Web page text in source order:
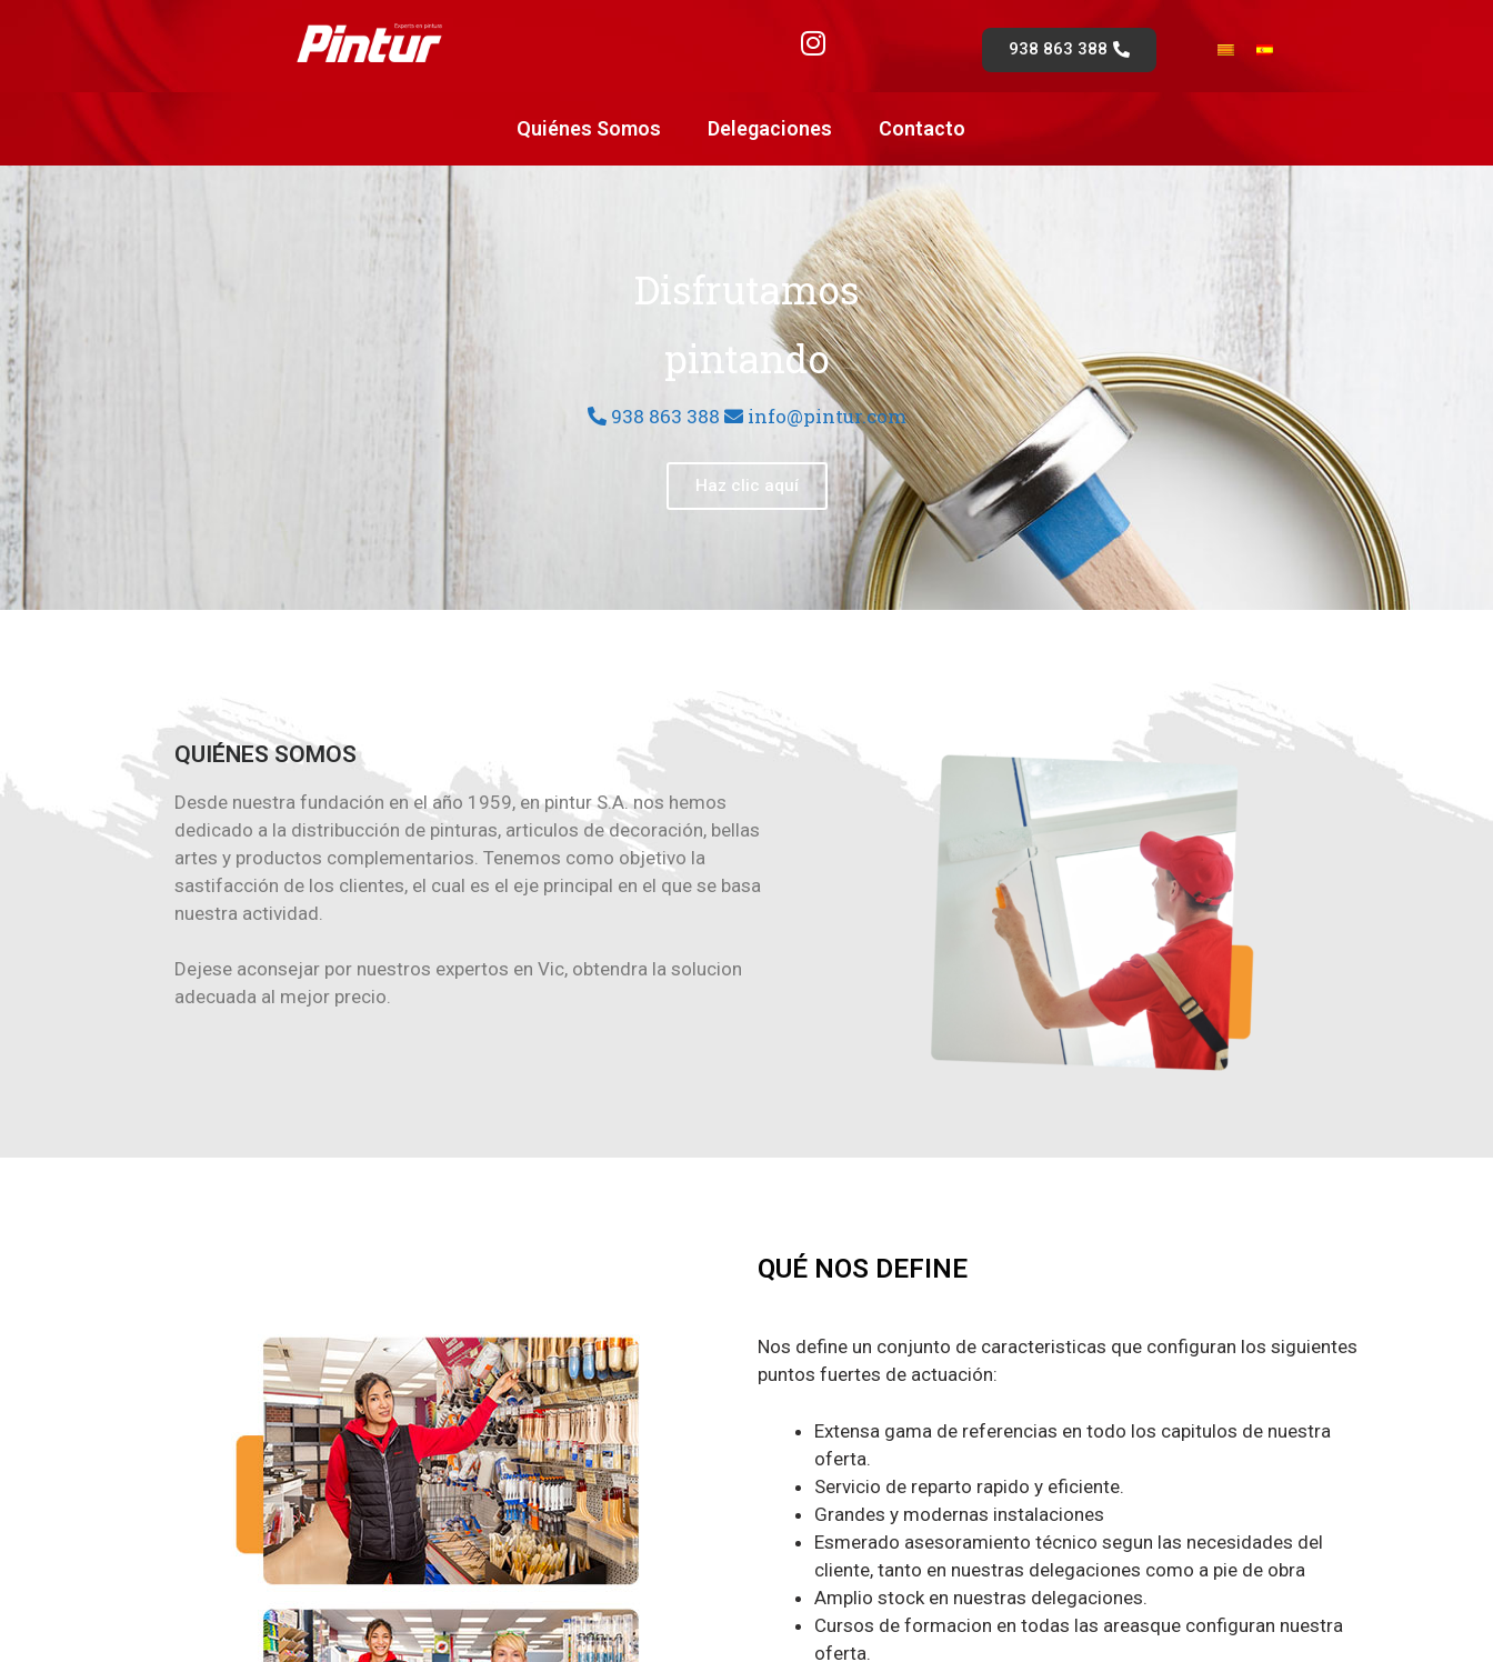
938 863 388
Quiénes Somos Delegaciones Contacto
Disfrutamos
pintando
938 863 388 info@pintur.com
Haz clic aquí
QUIÉNES SOMOS
Desde nuestra fundación en el año 1959, en pintur S.A. nos hemos
dedicado a la distribucción de pinturas, articulos de decoración, bellas
artes y productos complementarios. Tenemos como objetivo la
sastifacción de los clientes, el cual es el eje principal en el que se basa
nuestra actividad.
Dejese aconsejar por nuestros expertos en Vic, obtendra la solucion
adecuada al mejor precio.
QUÉ NOS DEFINE
Nos define un conjunto de caracteristicas que configuran los siguientes
puntos fuertes de actuación:
Extensa gama de referencias en todo los capitulos de nuestra
oferta.
Servicio de reparto rapido y eficiente.
Grandes y modernas instalaciones
Esmerado asesoramiento técnico segun las necesidades del
cliente, tanto en nuestras delegaciones como a pie de obra
Amplio stock en nuestras delegaciones.
Cursos de formacion en todas las areasque configuran nuestra
oferta.